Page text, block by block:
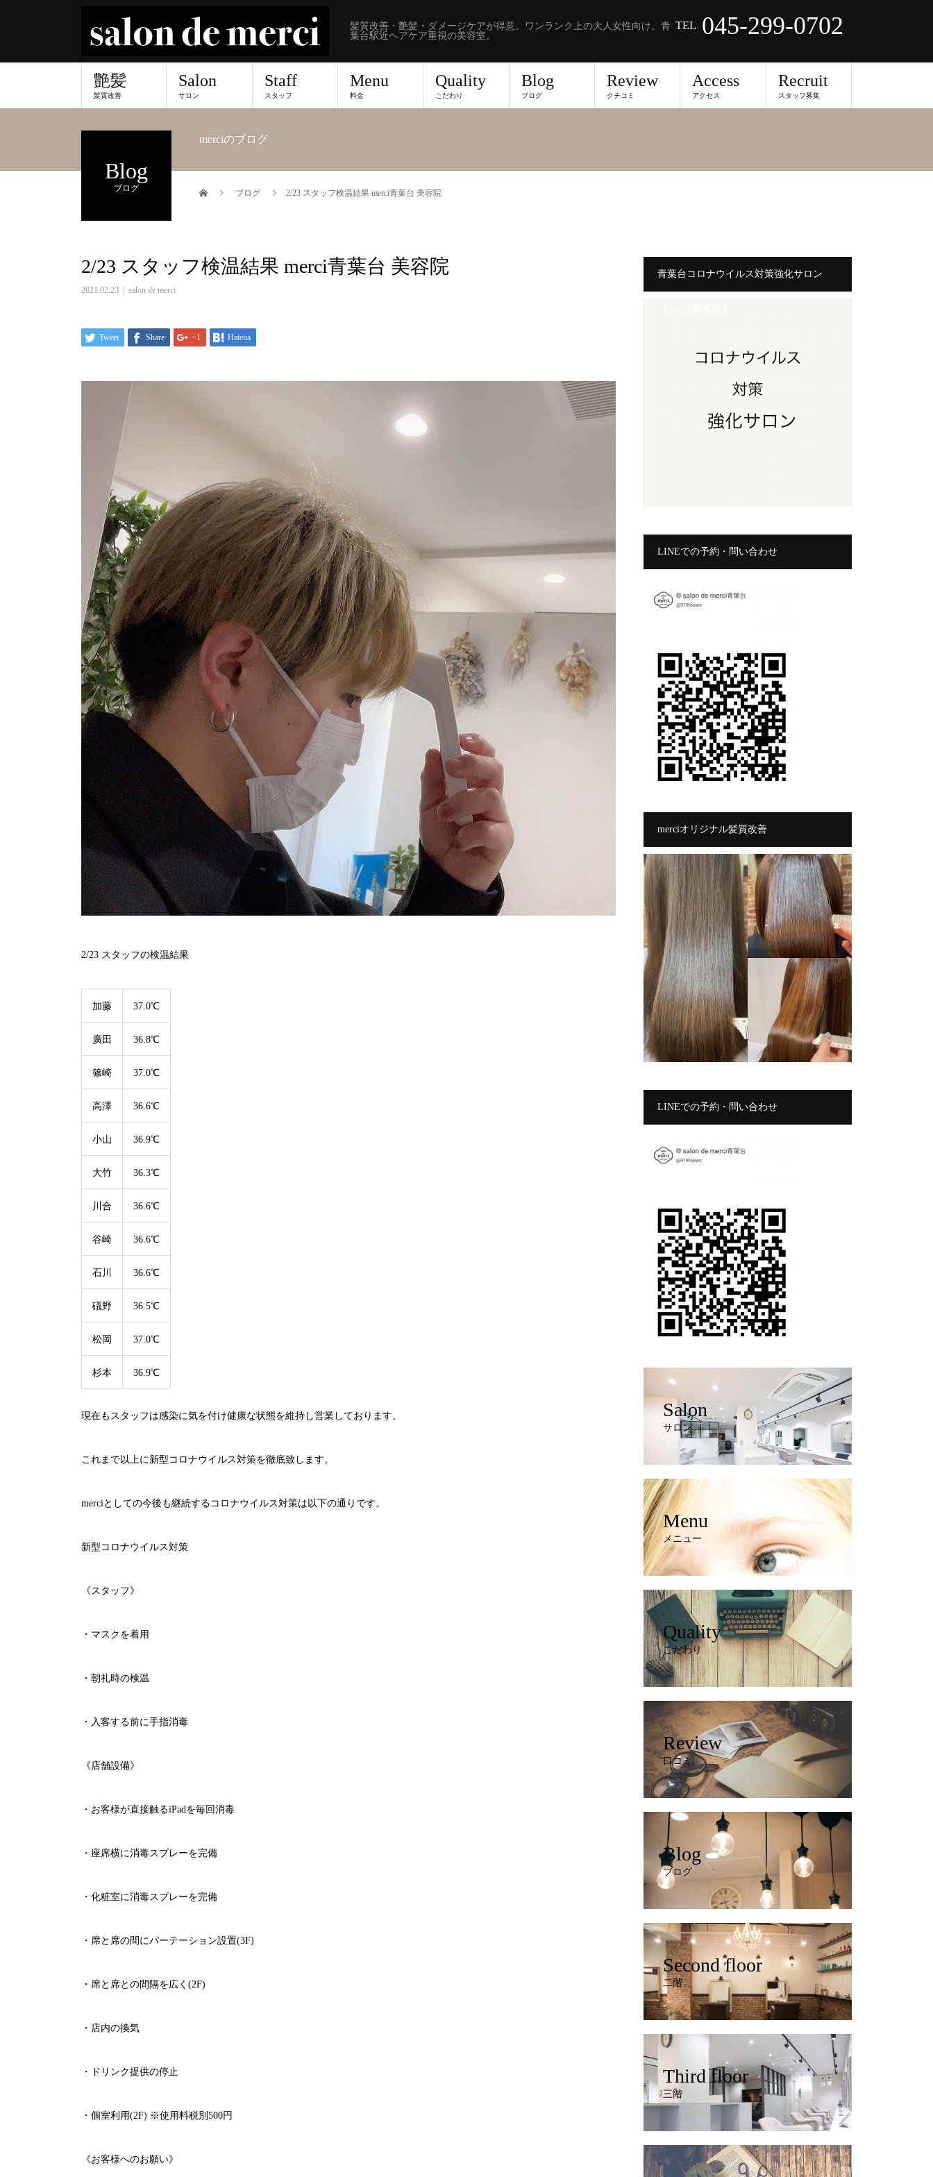
髪質改善・艶髪・ダメージケアが得意。ワンランク上の大人女性向け。青
葉台駅近ヘアケア重視の美容室。
TEL 045-299-0702
艶髪
髪質改善
Salon
サロン
Staff
スタッフ
Menu
料金
Quality
こだわり
Blog
ブログ
Review
クチコミ
Access
アクセス
Recruit
スタッフ募集
Blog
ブログ
merciのブログ
ブログ 2/23 スタッフ検温結果 merci青葉台 美容院
2/23 スタッフ検温結果 merci青葉台 美容院
2021.02.23 salon de merci
Tweet Share +1 Hatena
2/23 スタッフの検温結果
加藤 37.0℃
廣田 36.8℃
篠崎 37.0℃
高澤 36.6℃
小山 36.9℃
大竹 36.3℃
川合 36.6℃
谷崎 36.6℃
石川 36.6℃
礒野 36.5℃
松岡 37.0℃
杉本 36.9℃
現在もスタッフは感染に気を付け健康な状態を維持し営業しております。
これまで以上に新型コロナウイルス対策を徹底致します。
merciとしての今後も継続するコロナウイルス対策は以下の通りです。
新型コロナウイルス対策
《スタッフ》
・マスクを着用
・朝礼時の検温
・入客する前に手指消毒
《店舗設備》
・お客様が直接触るiPadを毎回消毒
・座席横に消毒スプレーを完備
・化粧室に消毒スプレーを完備
・席と席の間にパーテーション設置(3F)
・席と席との間隔を広く (2F)
・店内の換気
・ドリンク提供の停止
・個室利用(2F) ※使用料税別 500円
《お客様へのお願い》
青葉台コロナウイルス対策強化サロン
LINEでの予約・問い合わせ
merciオリジナル髪質改善
LINEでの予約・問い合わせ
Salon
サロン
Menu
メニュー
Quality
こだわり
Review
口コミ
Blog
ブログ
Second floor
二階
Third floor
三階